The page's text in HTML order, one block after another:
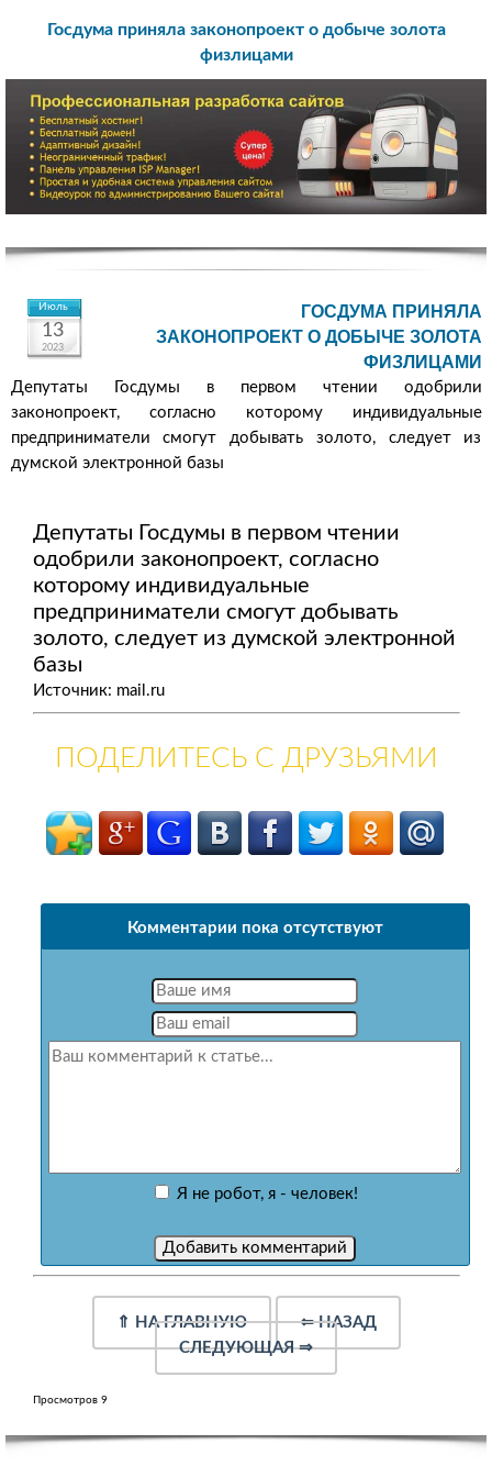
Госдума приняла законопроект о добыче золота
физлицами
Июль
13
2023
ГОСДУМА ПРИНЯЛА
ЗАКОНОПРОЕКТ О ДОБЫЧЕ ЗОЛОТА
ФИЗЛИЦАМИ
Депутаты Госдумы в первом чтении одобрили
законопроект, согласно которому индивидуальные
предприниматели смогут добывать золото, следует из
думской электронной базы
Депутаты Госдумы в первом чтении
одобрили законопроект, согласно
которому индивидуальные
предприниматели смогут добывать
золото, следует из думской электронной
базы
Источник: mail.ru
ПОДЕЛИТЕСЬ С ДРУЗЬЯМИ
Комментарии пока отсутствуют
Я не робот, я - человек!
⇑ НА ГЛАВНУЮ ⇐НАЗАД
СЛЕДУЮЩАЯ⇒
Просмотров 9